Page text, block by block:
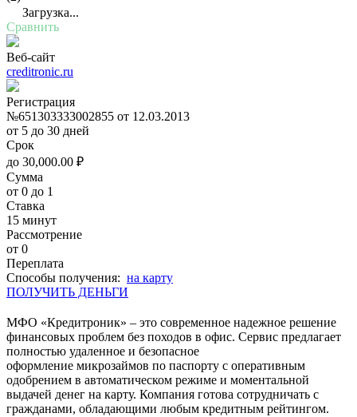
Загрузка...
Сравнить
Веб-сайт
creditronic.ru
Регистрация
№651303333002855 от 12.03.2013
от 5 до 30 дней
Срок
до 30,000.00 ₽
Сумма
от 0 до 1
Ставка
15 минут
Рассмотрение
от 0
Переплата
Cпособы получения: на карту
ПОЛУЧИТЬ ДЕНЬГИ
МФО «Кредитроник» – это современное надежное решение
финансовых проблем без походов в офис. Сервис предлагает
полностью удаленное и безопасное
оформление микрозаймов по паспорту с оперативным
одобрением в автоматическом режиме и моментальной
выдачей денег на карту. Компания готова сотрудничать с
гражданами, обладающими любым кредитным рейтингом.